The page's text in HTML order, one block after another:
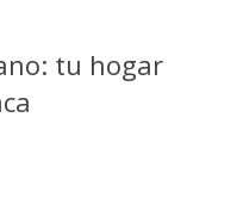
tu hogar